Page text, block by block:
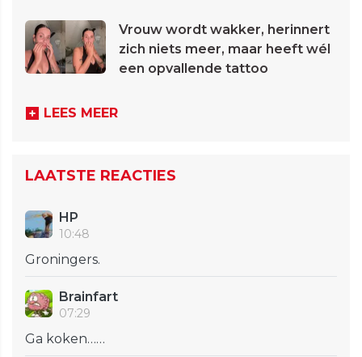
Vrouw wordt wakker, herinnert
zich niets meer, maar heeft wél
een opvallende tattoo
LEES MEER
LAATSTE REACTIES
HP
10:48
Groningers.
Brainfart
07:29
Ga koken……